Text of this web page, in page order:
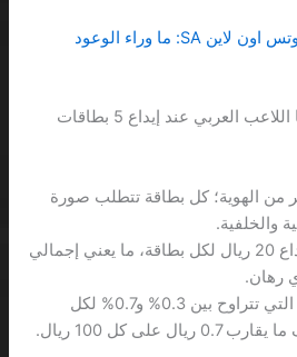
بطولة مجانية ماكينات سلوتس اون لاين SA: ما وراء الوعود
قائمة العوائق التي يواجهها اللاعب العربي عند إيداع 5 بطاقات
من الهوية؛ كل بطاقة تتطلب صورة
والخلفية.
الحد الأدنى للإيداع 20 ريال لكل بطاقة، ما يعني إجمالي
رسوم المعالجة التي تتراوح بين 0.3% و0.7% لكل
على كل 100 ريال.